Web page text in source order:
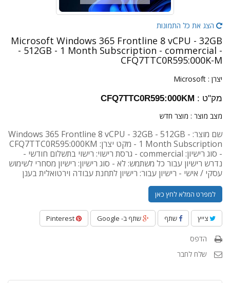
הצג את כל התמונות
Microsoft Windows 365 Frontline 8 vCPU - 32GB
- 512GB - 1 Month Subscription - commercial -
CFQ7TTC0R595:000K-M
יצרן : Microsoft
מק"ט : CFQ7TTC0R595:000KM
מצב מוצר : מוצר חדש
שם מוצר: Windows 365 Frontline 8 vCPU - 32GB - 512GB -
1 Month Subscription - מקט יצרן: CFQ7TTC0R595:000KM
- סוג רישיון: commercial - גרסת רישוי: רישוי בתשלום חודשי -
נדרש רישיון עבור כל משתמש: לא - סוג רישיון: רישיון מסחרי לשימוש
עסקי / אישי - רישיון עבור: רישיון לתחנת עבודה וירטואלית בענן
למפרט המלא לחץ כאן
צייץ שתף שתף ב- Google
הדפס
שלח לחבר